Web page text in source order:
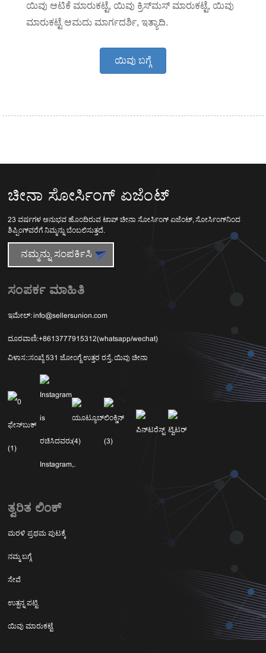
ಯಿವು ಆಟಿಕೆ ಮಾರುಕಟ್ಟೆ, ಯಿವು ಕ್ರಿಸ್‌ಮಸ್ ಮಾರುಕಟ್ಟೆ, ಯಿವು
ಮಾರುಕಟ್ಟೆ ಆಮದು ಮಾರ್ಗದರ್ಶಿ, ಇತ್ಯಾದಿ.
ಯಿವು ಬಗ್ಗೆ
ಚೀನಾ ಸೋರ್ಸಿಂಗ್ ಏಜೆಂಟ್
23 ವರ್ಷಗಳ ಅನುಭವ ಹೊಂದಿರುವ ಟಾಪ್ ಚೀನಾ ಸೋರ್ಸಿಂಗ್ ಏಜೆಂಟ್, ಸೋರ್ಸಿಂಗ್‌ನಿಂದ
ಶಿಪ್ಪಿಂಗ್‌ವರೆಗೆ ನಿಮ್ಮನ್ನು ಬೆಂಬಲಿಸುತ್ತದೆ.
ನಮ್ಮನ್ನು ಸಂಪರ್ಕಿಸಿ
ಸಂಪರ್ಕ ಮಾಹಿತಿ
ಇಮೇಲ್: info@sellersunion.com
ದೂರವಾಣಿ:+8613777915312(whatsapp/wechat)
ವಿಳಾಸ::ಸಂಖ್ಯೆ 531 ಜೋಂಗ್ಜೆ ಉತ್ತರ ರಸ್ತೆ, ಯಿವು ಚೀನಾ
ತ್ವರಿತ ಲಿಂಕ್
ಮರಳಿ ಪ್ರಥಮ ಪುಟಕ್ಕೆ
ನಮ್ಮ ಬಗ್ಗೆ
ಸೇವೆ
ಉತ್ಪನ್ನ ಪಟ್ಟಿ
ಯಿವು ಮಾರುಕಟ್ಟೆ